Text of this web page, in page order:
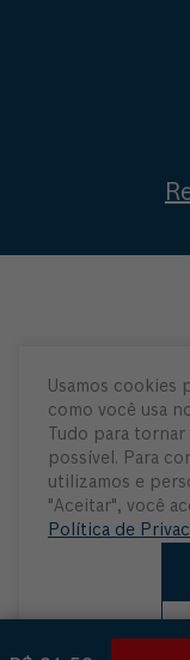
Usamos cookies
como você usa
Tudo para tornar
possível. Para
utilizamos e
"Aceitar", você
Política de